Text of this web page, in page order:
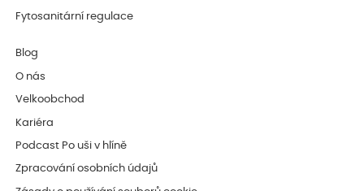
Fytosanitární regulace
Blog
O nás
Velkoobchod
Kariéra
Podcast Po uši v hlíně
Zpracování osobních údajů